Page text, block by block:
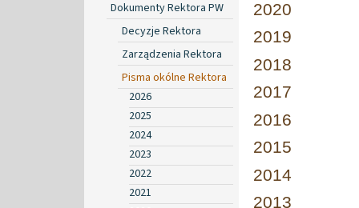
Dokumenty Rektora PW
Decyzje Rektora
Zarządzenia Rektora
Pisma okólne Rektora
2026
2025
2024
2023
2022
2021
2020
2019
2018
2017
2016
2015
2014
2013